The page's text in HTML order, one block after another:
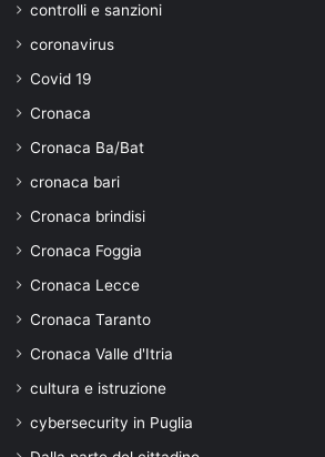
controlli e sanzioni
coronavirus
Covid 19
Cronaca
Cronaca Ba/Bat
cronaca bari
Cronaca brindisi
Cronaca Foggia
Cronaca Lecce
Cronaca Taranto
Cronaca Valle d'Itria
cultura e istruzione
cybersecurity in Puglia